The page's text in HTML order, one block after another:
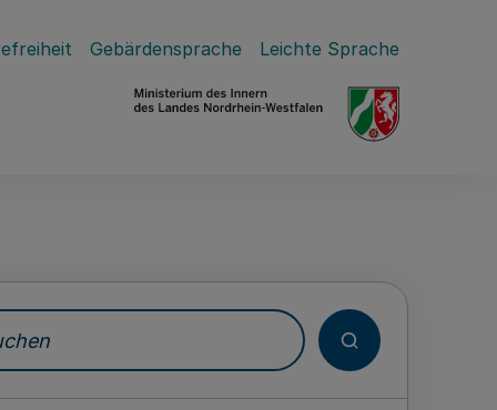
Gebärdensprache Leichte Sprache